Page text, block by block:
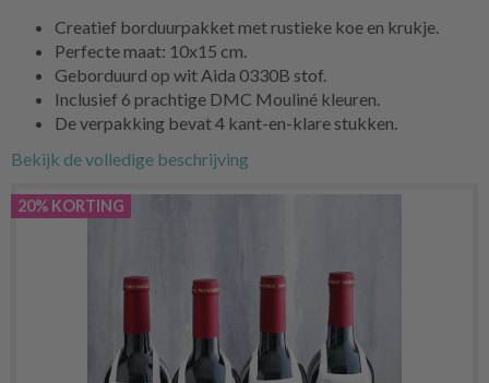
Creatief borduurpakket met rustieke koe en krukje.
Perfecte maat: 10x15 cm.
Geborduurd op wit Aida 0330B stof.
Inclusief 6 prachtige DMC Mouliné kleuren.
De verpakking bevat 4 kant-en-klare stukken.
Bekijk de volledige beschrijving
20% KORTING